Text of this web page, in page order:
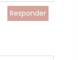
Responder